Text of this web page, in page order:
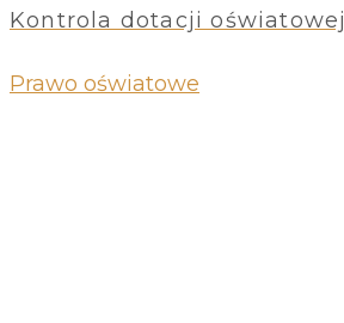
Kontrola dotacji oświatowej
Prawo oświatowe